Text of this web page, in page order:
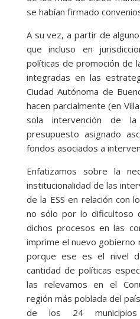
se habían firmado
A su vez, a partir de
que incluso en
políticas de promoción de
integradas en las
Ciudad Autónoma de
hacen parcialmente (en
sola intervención de
presupuesto asignado
fondos asociados a
Enfatizamos sobre la
institucionalidad de las
de la ESS en relación con
no sólo por lo dificultoso
dichos procesos en las
imprime el nuevo gobierno
porque ese es el nivel
cantidad de políticas
las relevamos en el
región más poblada del
de los 24